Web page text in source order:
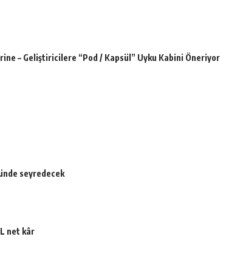
– Geliştiricilere “Pod / Kapsül” Uyku Kabini Öneriyor
seyredecek
net kâr